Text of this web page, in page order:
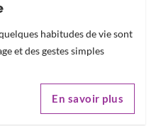
habitudes de vie sont
et des gestes simples
En savoir plus